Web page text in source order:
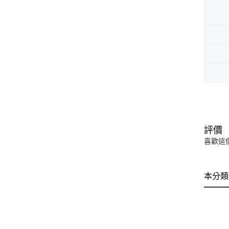
評價
喜歡這
本分